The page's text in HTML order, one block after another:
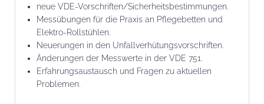
neue VDE-Vorschriften/Sicherheitsbestimmungen.
Messübungen für die Praxis an Pflegebetten und
Elektro-Rollstühlen.
Neuerungen in den Unfallverhütungsvorschriften.
Änderungen der Messwerte in der VDE 751.
Erfahrungsaustausch und Fragen zu aktuellen
Problemen.